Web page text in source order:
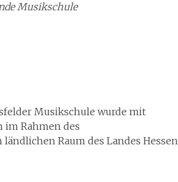
Musikschule
Musikschule wurde mit
im Rahmen des
Raum des Landes Hessen